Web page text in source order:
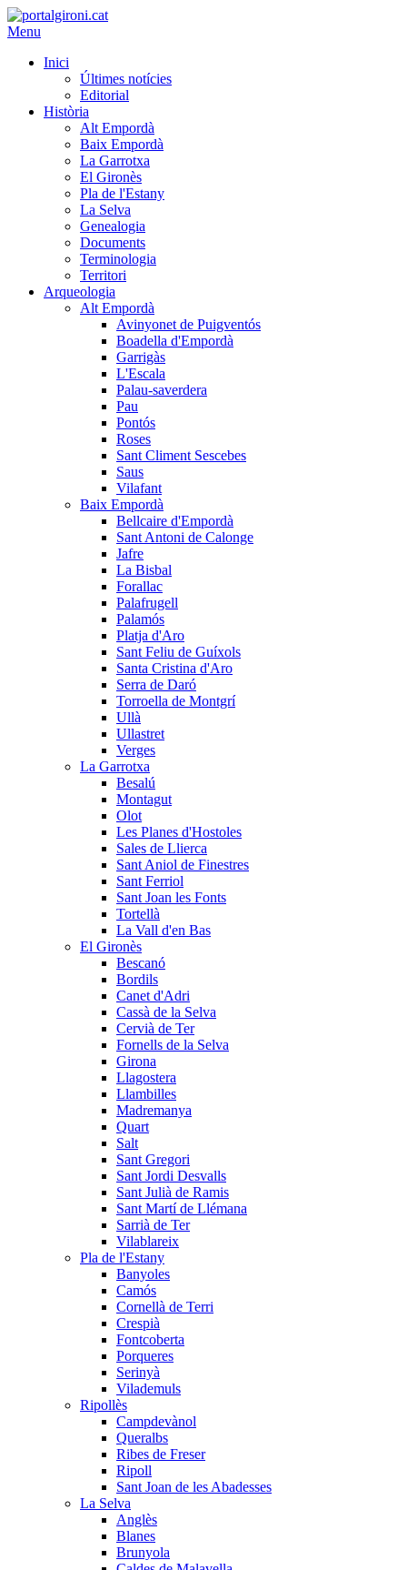
Menu
Inici
Últimes notícies
Editorial
Història
Alt Empordà
Baix Empordà
La Garrotxa
El Gironès
Pla de l'Estany
La Selva
Genealogia
Documents
Terminologia
Territori
Arqueologia
Alt Empordà
Avinyonet de Puigventós
Boadella d'Empordà
Garrigàs
L'Escala
Palau-saverdera
Pau
Pontós
Roses
Sant Climent Sescebes
Saus
Vilafant
Baix Empordà
Bellcaire d'Empordà
Sant Antoni de Calonge
Jafre
La Bisbal
Forallac
Palafrugell
Palamós
Platja d'Aro
Sant Feliu de Guíxols
Santa Cristina d'Aro
Serra de Daró
Torroella de Montgrí
Ullà
Ullastret
Verges
La Garrotxa
Besalú
Montagut
Olot
Les Planes d'Hostoles
Sales de Llierca
Sant Aniol de Finestres
Sant Ferriol
Sant Joan les Fonts
Tortellà
La Vall d'en Bas
El Gironès
Bescanó
Bordils
Canet d'Adri
Cassà de la Selva
Cervià de Ter
Fornells de la Selva
Girona
Llagostera
Llambilles
Madremanya
Quart
Salt
Sant Gregori
Sant Jordi Desvalls
Sant Julià de Ramis
Sant Martí de Llémana
Sarrià de Ter
Vilablareix
Pla de l'Estany
Banyoles
Camós
Cornellà de Terri
Crespià
Fontcoberta
Porqueres
Serinyà
Vilademuls
Ripollès
Campdevànol
Queralbs
Ribes de Freser
Ripoll
Sant Joan de les Abadesses
La Selva
Anglès
Blanes
Brunyola